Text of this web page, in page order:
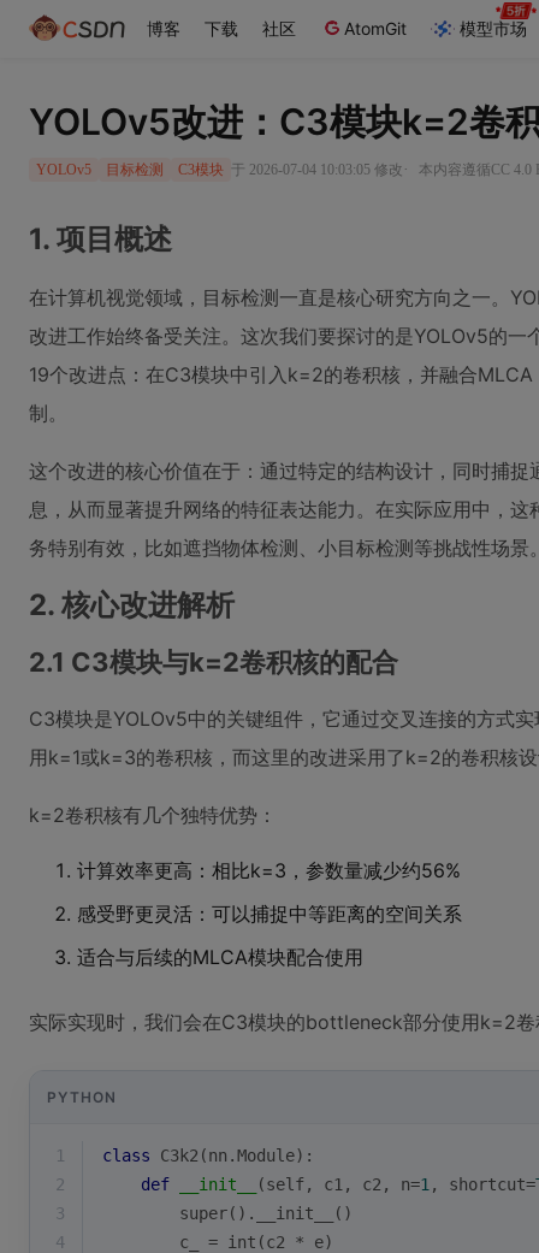
博客 下载 社区 AtomGit 模型市场
YOLOv5改进：C3模块k=2卷
YOLOv5 目标检测 C3模块 于 2026-07-04 10:03:05 修改 · 本内容遵循CC 4.0
1. 项目概述
在计算机视觉领域，目标检测一直是核心研究方向之一。
改进工作始终备受关注。这次我们要探讨的是YOLOv5的
19个改进点：在C3模块中引入k=2的卷积核，并融合
制。
这个改进的核心价值在于：通过特定的结构设计，同时捕
息，从而显著提升网络的特征表达能力。在实际应用中，
务特别有效，比如遮挡物体检测、小目标检测等挑战性场景
2. 核心改进解析
2.1 C3模块与k=2卷积核的配合
C3模块是YOLOv5中的关键组件，它通过交叉连接的方式
用k=1或k=3的卷积核，而这里的改进采用了k=2的卷积核
k=2卷积核有几个独特优势：
计算效率更高：相比k=3，参数量减少约56%
感受野更灵活：可以捕捉中等距离的空间关系
适合与后续的MLCA模块配合使用
实际实现时，我们会在C3模块的bottleneck部分使用k=2卷
PYTHON
1 class C3k2 (nn.Module):
2
def __init__ (self, c1, c2, n=1 , shortcut=
3
super().__init__()
4
        c_ =
int (c2 * e)